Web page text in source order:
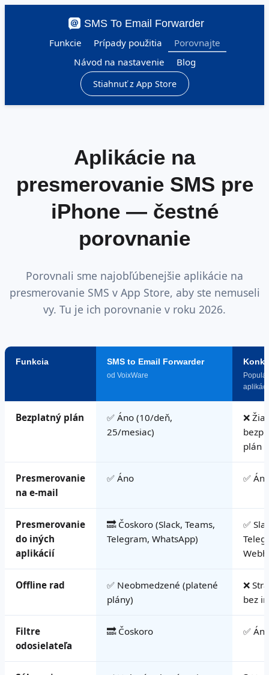
SMS To Email Forwarder
Funkcie
Prípady použitia
Porovnajte
Návod na nastavenie
Blog
Stiahnuť z App Store
Aplikácie na
presmerovanie SMS pre
iPhone — čestné
porovnanie
Porovnali sme najobľúbenejšie aplikácie na
presmerovanie SMS v App Store, aby ste nemuseli
vy. Tu je ich porovnanie v roku 2026.
Funkcia SMS to Email Forwarder
od VoixWare
Bezplatný plán
✅ Áno (10/deň,
25/mesiac)
❌
plán
Presmerovanie
na e-mail
✅ Áno ✅
Presmerovanie
do iných
aplikácií
🔜 Čoskoro (Slack, Teams,
Telegram, WhatsApp)
✅
Offline rad
✅ Neobmedzené (platené
plány)
❌
bez
Filtre
odosielateľa
🔜 Čoskoro ✅